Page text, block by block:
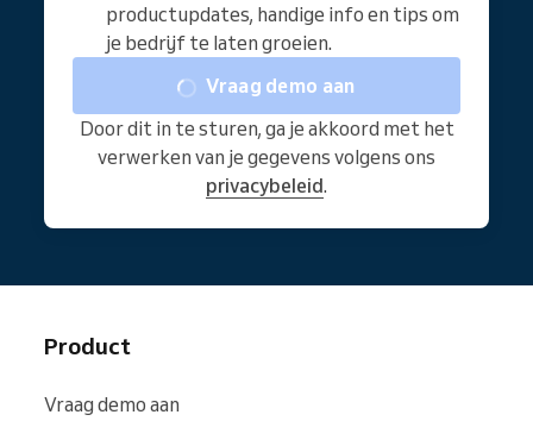
productupdates, handige info en tips om
je bedrijf te laten groeien.
Vraag demo aan
Door dit in te sturen, ga je akkoord met het
verwerken van je gegevens volgens ons
privacybeleid.
Product
Vraag demo aan